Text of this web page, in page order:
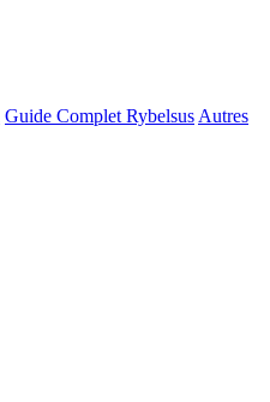
Guide Complet Rybelsus Autres